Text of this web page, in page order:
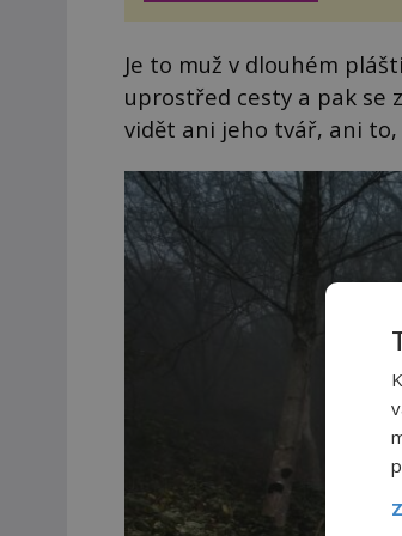
těšit na
Je to muž v dlouhém
uprostřed cesty a pak se
vidět ani jeho tvář, ani to,